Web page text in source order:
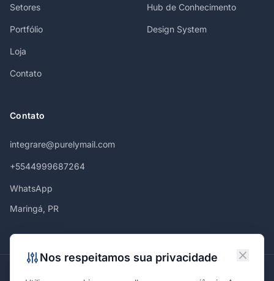
Setores
Portfólio
Loja
Contato
Hub de Conhecimento
Design System
Contato
integrare@purelymail.com
+5544999687264
WhatsApp
Maringá, PR
Nos respeitamos sua privacidade